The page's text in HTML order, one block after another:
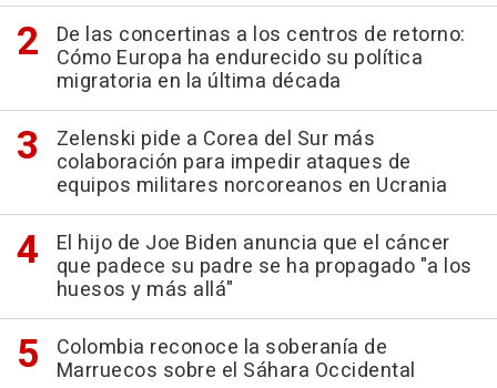
De las concertinas a los centros de retorno:
Cómo Europa ha endurecido su política
migratoria en la última década
Zelenski pide a Corea del Sur más
colaboración para impedir ataques de
equipos militares norcoreanos en Ucrania
El hijo de Joe Biden anuncia que el cáncer
que padece su padre se ha propagado "a los
huesos y más allá"
Colombia reconoce la soberanía de
Marruecos sobre el Sáhara Occidental